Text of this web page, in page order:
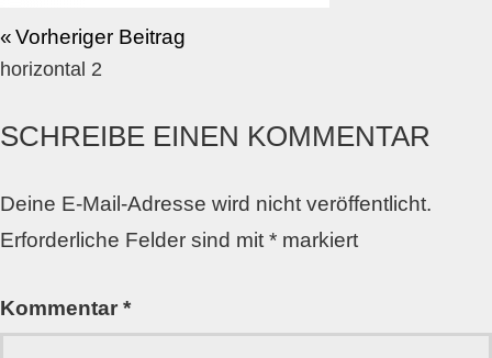
Vorheriger Beitrag
horizontal 2
SCHREIBE EINEN KOMMENTAR
Deine E-Mail-Adresse wird nicht veröffentlicht.
Erforderliche Felder sind mit * markiert
Kommentar *